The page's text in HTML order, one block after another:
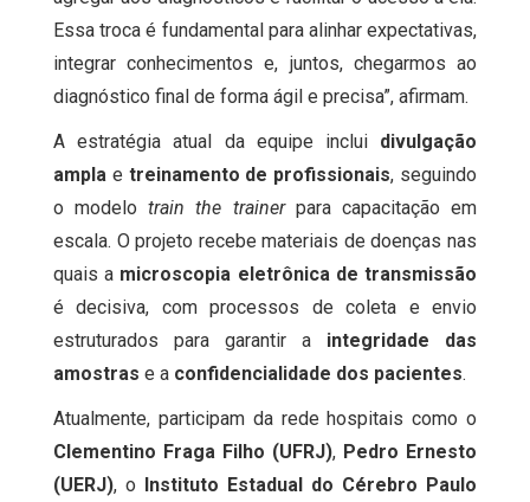
Essa troca é fundamental para alinhar expectativas,
integrar conhecimentos e, juntos, chegarmos ao
diagnóstico final de forma ágil e precisa”, afirmam.
A estratégia atual da equipe inclui divulgação
ampla e treinamento de profissionais, seguindo
o modelotrain the trainerpara capacitação em
escala. O projeto recebe materiais de doenças nas
quais a microscopia eletrônica de transmissão
é decisiva, com processos de coleta e envio
estruturados para garantir a integridade das
amostras e a confidencialidade dos pacientes.
Atualmente, participam da rede hospitais como o
Clementino Fraga Filho (UFRJ), Pedro Ernesto
(UERJ), o Instituto Estadual do Cérebro Paulo